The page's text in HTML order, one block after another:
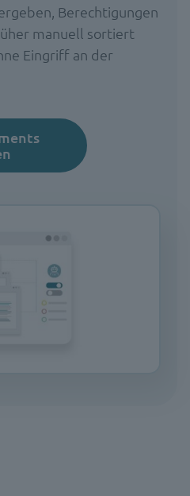
Berechtigungen
manuell sortiert
Eingriff an der